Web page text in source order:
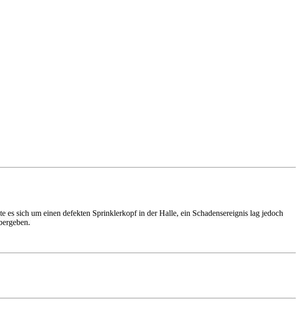
sich um einen defekten Sprinklerkopf in der Halle, ein Schadensereignis lag jedoch